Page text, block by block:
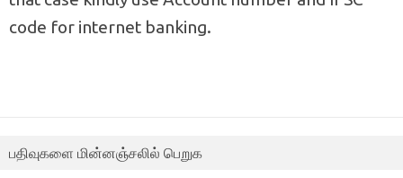
code for internet banking.
பதிவுகளை மின்னஞ்சலில் பெறுக